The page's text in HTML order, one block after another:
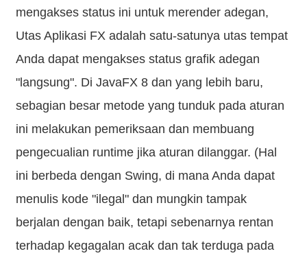
mengakses status ini untuk merender adegan,
Utas Aplikasi FX adalah satu-satunya utas tempat
Anda dapat mengakses status grafik adegan
"langsung". Di JavaFX 8 dan yang lebih baru,
sebagian besar metode yang tunduk pada aturan
ini melakukan pemeriksaan dan membuang
pengecualian runtime jika aturan dilanggar. (Hal
ini berbeda dengan Swing, di mana Anda dapat
menulis kode "ilegal" dan mungkin tampak
berjalan dengan baik, tetapi sebenarnya rentan
terhadap kegagalan acak dan tak terduga pada